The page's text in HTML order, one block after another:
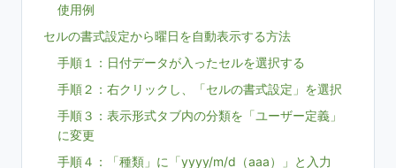
使用例
セルの書式設定から曜日を自動表示する方法
手順１：日付データが入ったセルを選択する
手順２：右クリックし、「セルの書式設定」を選択
手順３：表示形式タブ内の分類を「ユーザー定義」
に変更
手順４：「種類」に「yyyy/m/d（aaa）」と入力